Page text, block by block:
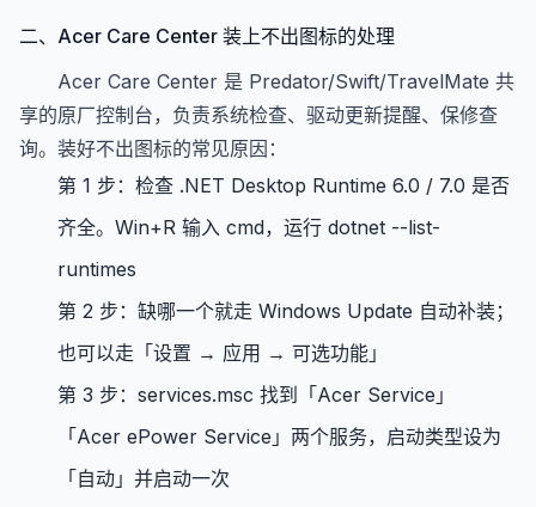
二、Acer Care Center 装上不出图标的处理
Acer Care Center 是 Predator/Swift/TravelMate 共
享的原厂控制台，负责系统检查、驱动更新提醒、保修查
询。装好不出图标的常见原因：
第 1 步：检查 .NET Desktop Runtime 6.0 / 7.0 是否
齐全。Win+R 输入 cmd，运行 dotnet --list-
runtimes
第 2 步：缺哪一个就走 Windows Update 自动补装；
也可以走「设置 → 应用 → 可选功能」
第 3 步：services.msc 找到「Acer Service」
「Acer ePower Service」两个服务，启动类型设为
「自动」并启动一次